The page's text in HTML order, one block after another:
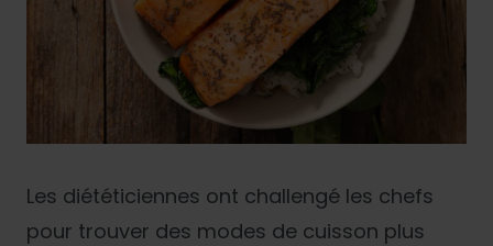
Les diététiciennes ont challengé les chefs
pour trouver des modes de cuisson plus